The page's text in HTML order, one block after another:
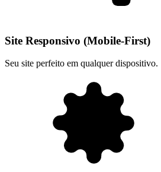
Site Responsivo (Mobile-First)
Seu site perfeito em qualquer dispositivo.